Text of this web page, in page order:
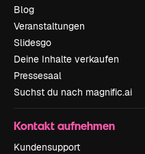
Blog
Veranstaltungen
Slidesgo
Deine Inhalte verkaufen
Pressesaal
Suchst du nach magnific.ai
Kontakt aufnehmen
Kundensupport